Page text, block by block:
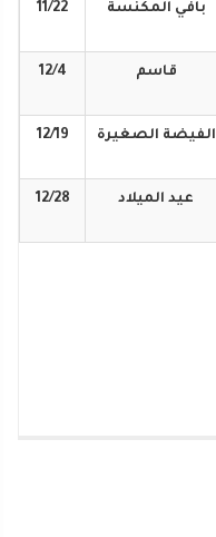
بافي المكنسة 11/22
قاسم 12/4
الفيضة الصغيرة 12/19
عيد الميلاد 12/28